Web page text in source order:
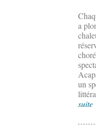
a
un
suite